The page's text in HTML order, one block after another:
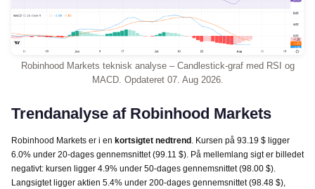
Robinhood Markets teknisk analyse – Candlestick-graf med RSI og
MACD. Opdateret 07. Aug 2026.
Trendanalyse af Robinhood Markets
Robinhood Markets er i en kortsigtet nedtrend . Kursen på 93.19 $ ligger
6.0% under 20-dages gennemsnittet (99.11 $). På mellemlang sigt er billedet
negativt: kursen ligger 4.9% under 50-dages gennemsnittet (98.00 $).
Langsigtet ligger aktien 5.4% under 200-dages gennemsnittet (98.48 $),